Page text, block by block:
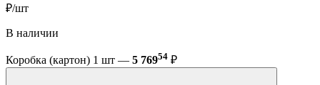
₽/шт
В наличии
Коробка (картон) 1 шт — 5 76954 ₽